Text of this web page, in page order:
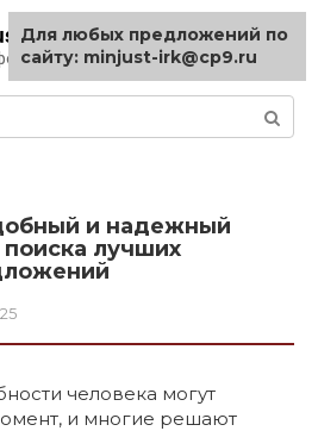
irk.ru
про автомобили
и надежный
лучших
человека могут
и многие решают
Для любых предложений по
сайту: minjust-irk@cp9.ru